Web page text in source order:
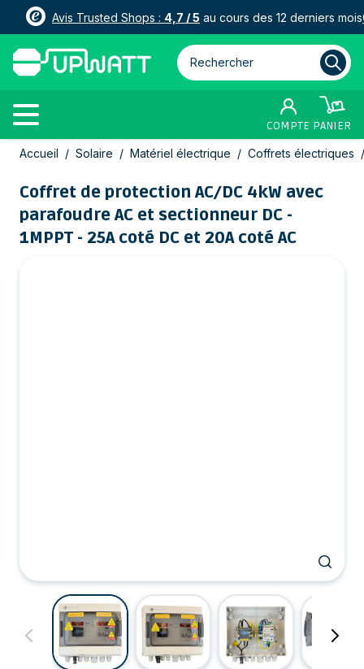
Avis Trusted Shops : 4,7 / 5 au cours des 12 derniers mois
Rechercher parmi plus de
COMPTE PANIER
Allez au contenu
Accueil / Solaire / Matériel électrique / Coffrets électriques /
Coffret de protection AC/DC 4kW avec
parafoudre AC et sectionneur DC -
1MPPT - 25A coté DC et 20A coté AC